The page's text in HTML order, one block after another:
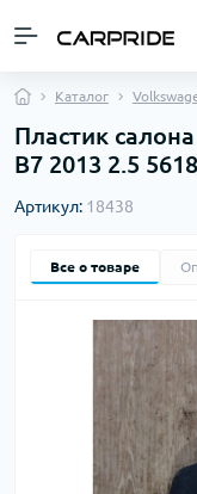
Каталог
Пластик
B7 2013 2.5
Артикул: 18438
Все о товаре